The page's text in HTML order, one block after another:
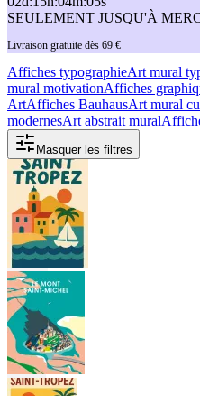
SEULEMENT JUSQU'À
Livraison gratuite dès 69 €
Affiches typographieArt mural
mural motivationAffiches
ArtAffiches BauhausArt mural
modernesArt abstrait mural
Masquer les filtres